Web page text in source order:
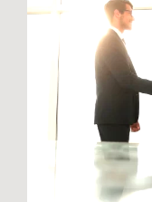
esperados
prácticas y